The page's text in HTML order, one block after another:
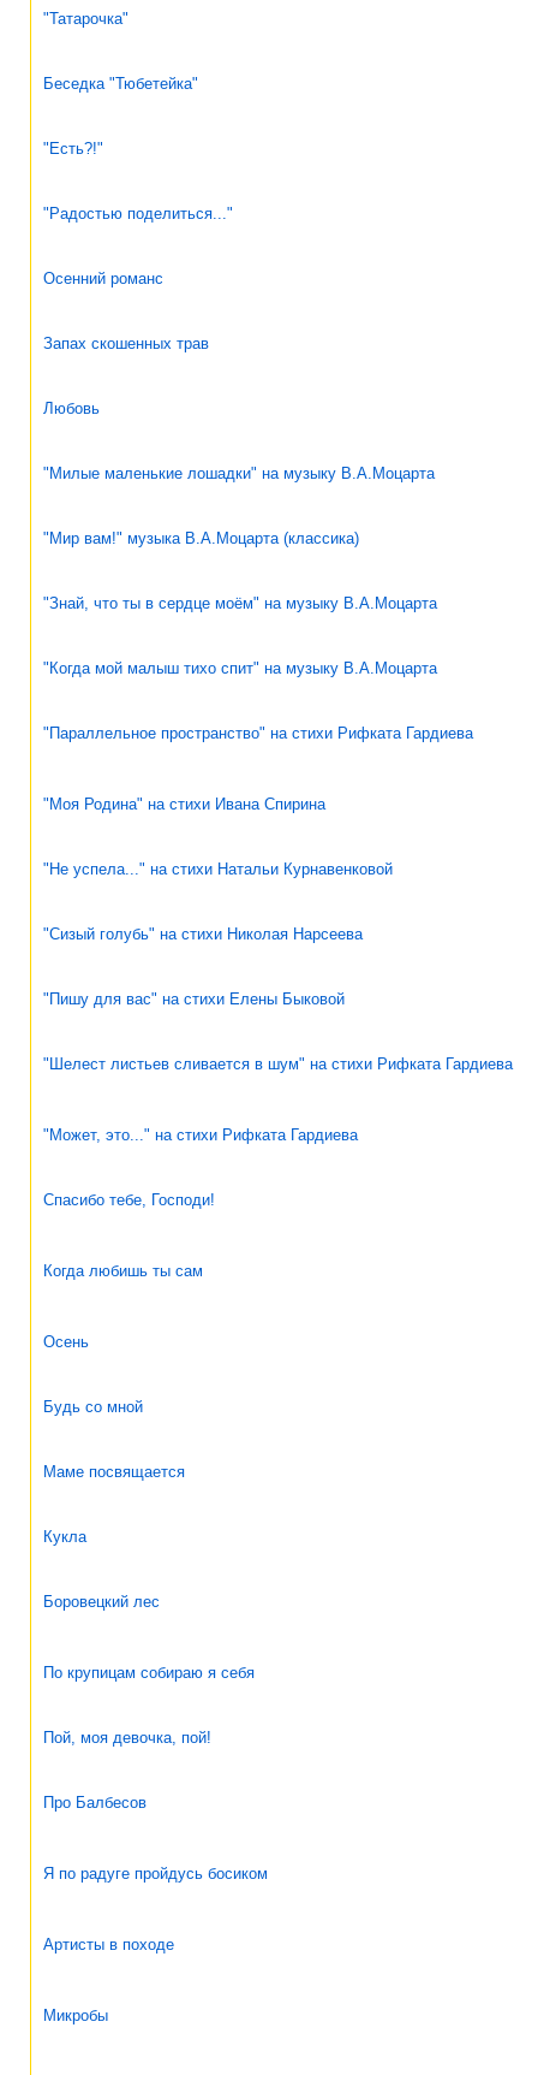
"Татарочка"
Беседка "Тюбетейка"
"Есть?!"
"Радостью поделиться..."
Осенний романс
Запах скошенных трав
Любовь
"Милые маленькие лошадки" на музыку В.А.Моцарта
"Мир вам!" музыка В.А.Моцарта (классика)
"Знай, что ты в сердце моём" на музыку В.А.Моцарта
"Когда мой малыш тихо спит" на музыку В.А.Моцарта
"Параллельное пространство" на стихи Рифката Гардиева
"Моя Родина" на стихи Ивана Спирина
"Не успела..." на стихи Натальи Курнавенковой
"Сизый голубь" на стихи Николая Нарсеева
"Пишу для вас" на стихи Елены Быковой
"Шелест листьев сливается в шум" на стихи Рифката Гардиева
"Может, это..." на стихи Рифката Гардиева
Спасибо тебе, Господи!
Когда любишь ты сам
Осень
Будь со мной
Маме посвящается
Кукла
Боровецкий лес
По крупицам собираю я себя
Пой, моя девочка, пой!
Про Балбесов
Я по радуге пройдусь босиком
Артисты в походе
Микробы